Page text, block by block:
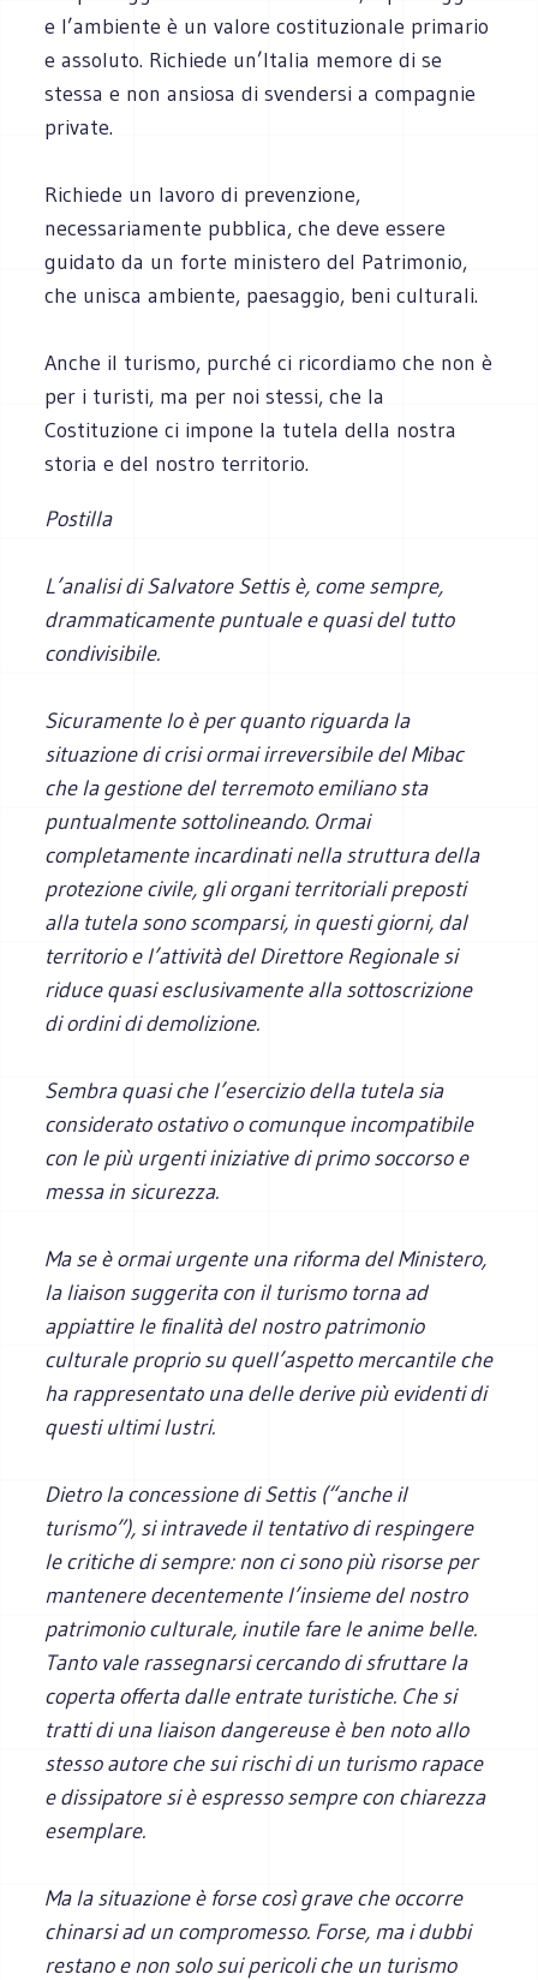
e l’ambiente è un valore costituzionale primario
e assoluto. Richiede un’Italia memore di se
stessa e non ansiosa di svendersi a compagnie
private.
Richiede un lavoro di prevenzione,
necessariamente pubblica, che deve essere
guidato da un forte ministero del Patrimonio,
che unisca ambiente, paesaggio, beni culturali.
Anche il turismo, purché ci ricordiamo che non è
per i turisti, ma per noi stessi, che la
Costituzione ci impone la tutela della nostra
storia e del nostro territorio.
Postilla
L’analisi di Salvatore Settis è, come sempre,
drammaticamente puntuale e quasi del tutto
condivisibile.
Sicuramente lo è per quanto riguarda la
situazione di crisi ormai irreversibile del Mibac
che la gestione del terremoto emiliano sta
puntualmente sottolineando. Ormai
completamente incardinati nella struttura della
protezione civile, gli organi territoriali preposti
alla tutela sono scomparsi, in questi giorni, dal
territorio e l’attività del Direttore Regionale si
riduce quasi esclusivamente alla sottoscrizione
di ordini di demolizione.
Sembra quasi che l’esercizio della tutela sia
considerato ostativo o comunque incompatibile
con le più urgenti iniziative di primo soccorso e
messa in sicurezza.
Ma se è ormai urgente una riforma del Ministero,
la liaison suggerita con il turismo torna ad
appiattire le finalità del nostro patrimonio
culturale proprio su quell’aspetto mercantile che
ha rappresentato una delle derive più evidenti di
questi ultimi lustri.
Dietro la concessione di Settis (“anche il
turismo”), si intravede il tentativo di respingere
le critiche di sempre: non ci sono più risorse per
mantenere decentemente l’insieme del nostro
patrimonio culturale, inutile fare le anime belle.
Tanto vale rassegnarsi cercando di sfruttare la
coperta offerta dalle entrate turistiche. Che si
tratti di una liaison dangereuse è ben noto allo
stesso autore che sui rischi di un turismo rapace
e dissipatore si è espresso sempre con chiarezza
esemplare.
Ma la situazione è forse così grave che occorre
chinarsi ad un compromesso. Forse, ma i dubbi
restano e non solo sui pericoli che un turismo